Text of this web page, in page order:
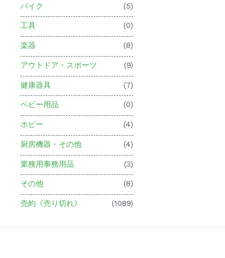
バイク (5)
工具 (0)
楽器 (8)
アウトドア・スポーツ (9)
健康器具 (7)
ベビー用品 (0)
ホビー (4)
厨房機器・その他 (4)
業務用事務用品 (3)
その他 (8)
売約《売り切れ》 (1089)